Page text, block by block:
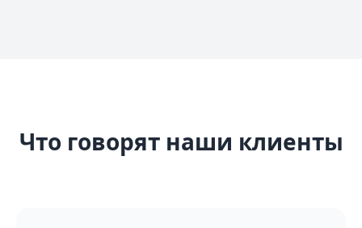
Что говорят наши клиенты